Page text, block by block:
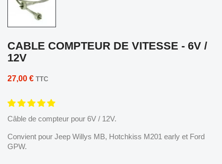
CABLE COMPTEUR DE VITESSE - 6V /
12V
27,00 € TTC
Câble de compteur pour 6V / 12V.
Convient pour Jeep Willys MB, Hotchkiss M201 early et Ford
GPW.